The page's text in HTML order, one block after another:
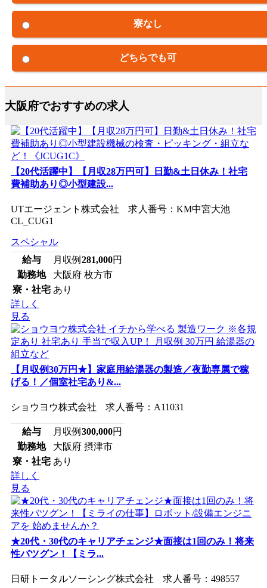
寮なし
どちらでも可
大阪府でおすすめの求人
【20代活躍中】【月収28万円可】日勤&土日休み！社宅
費補助あり◎小型建設...
UTエージェント株式会社 求人番号：KM中宮大池
CL_CUG1
スペシャル
給与
月収例 281,000円
勤務地
大阪府 枚方市
寮・社宅 あり
詳しく
見る
【月収例30万円★】家庭用給湯器の製造／夜勤専属で稼
げる！／個室社宅あり&...
ショウヨウ株式会社 求人番号：A11031
給与 月収例 300,000円
勤務地
大阪府 摂津市
寮・社宅 あり
詳しく
見る
★20代・30代のキャリアチェンジ★面接は1回のみ！将来
性バツグン！【ミラ...
日研トータルソーシング株式会社 求人番号：498557